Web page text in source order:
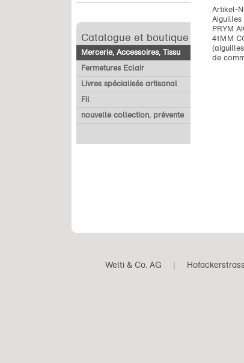
Catalogue et boutique
Mercerie, Accessoires, Tissu
Fermetures Eclair
Livres spécialisés artisanal
Fil
nouvelle collection, prévente
Artikel-
PRYM
41MM
de
Welti & Co. AG |